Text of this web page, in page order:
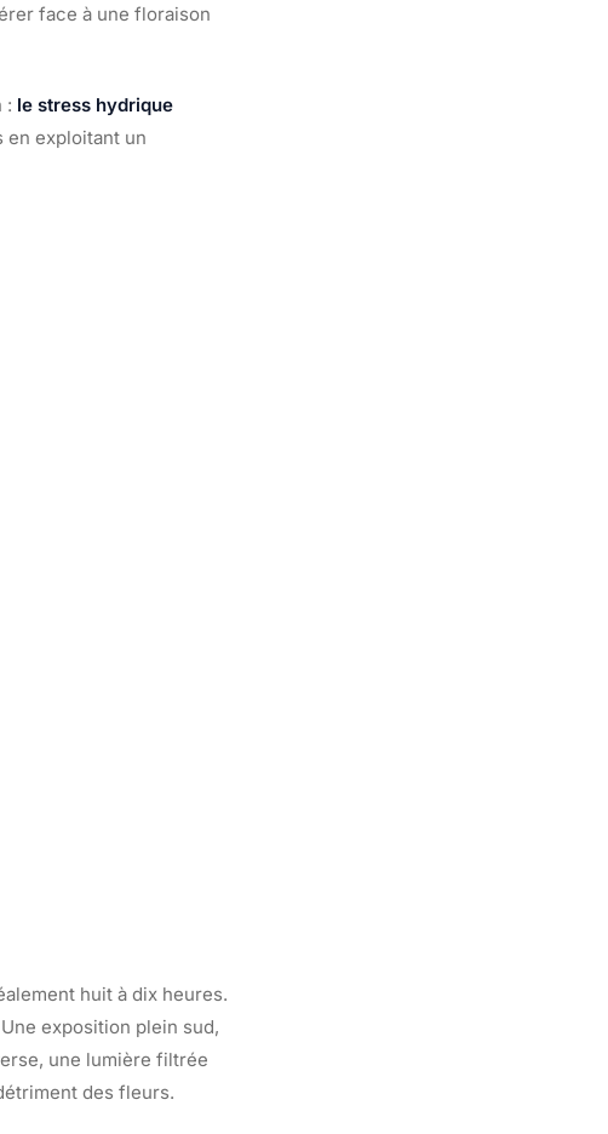
face à une floraison
: le stress hydrique
en exploitant un
huit à dix heures.
exposition plein sud,
une lumière filtrée
des fleurs.